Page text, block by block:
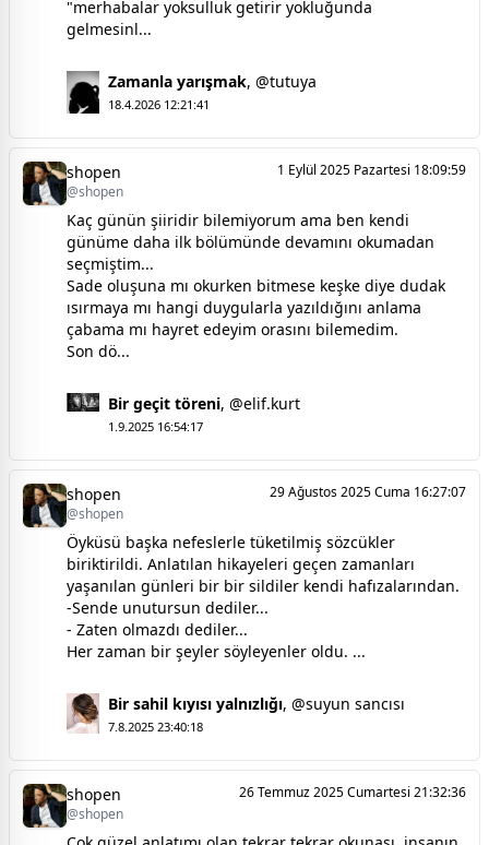
"merhabalar yoksulluk getirir yokluğunda
gelmesinl...
Zamanla yarışmak, @tutuya
18.4.2026 12:21:41
shopen
@shopen
1 Eylül 2025 Pazartesi 18:09:59
Kaç günün şiiridir bilemiyorum ama ben kendi
günüme daha ilk bölümünde devamını okumadan
seçmiştim...
Sade oluşuna mı okurken bitmese keşke diye dudak
ısırmaya mı hangi duygularla yazıldığını anlama
çabama mı hayret edeyim orasını bilemedim.
Son dö...
Bir geçit töreni, @elif.kurt
1.9.2025 16:54:17
shopen
@shopen
29 Ağustos 2025 Cuma 16:27:07
Öyküsü başka nefeslerle tüketilmiş sözcükler
biriktirildi. Anlatılan hikayeleri geçen zamanları
yaşanılan günleri bir bir sildiler kendi hafızalarından.
-Sende unutursun dediler...
- Zaten olmazdı dediler...
Her zaman bir şeyler söyleyenler oldu. ...
Bir sahil kıyısı yalnızlığı, @suyun sancısı
7.8.2025 23:40:18
shopen
@shopen
26 Temmuz 2025 Cumartesi 21:32:36